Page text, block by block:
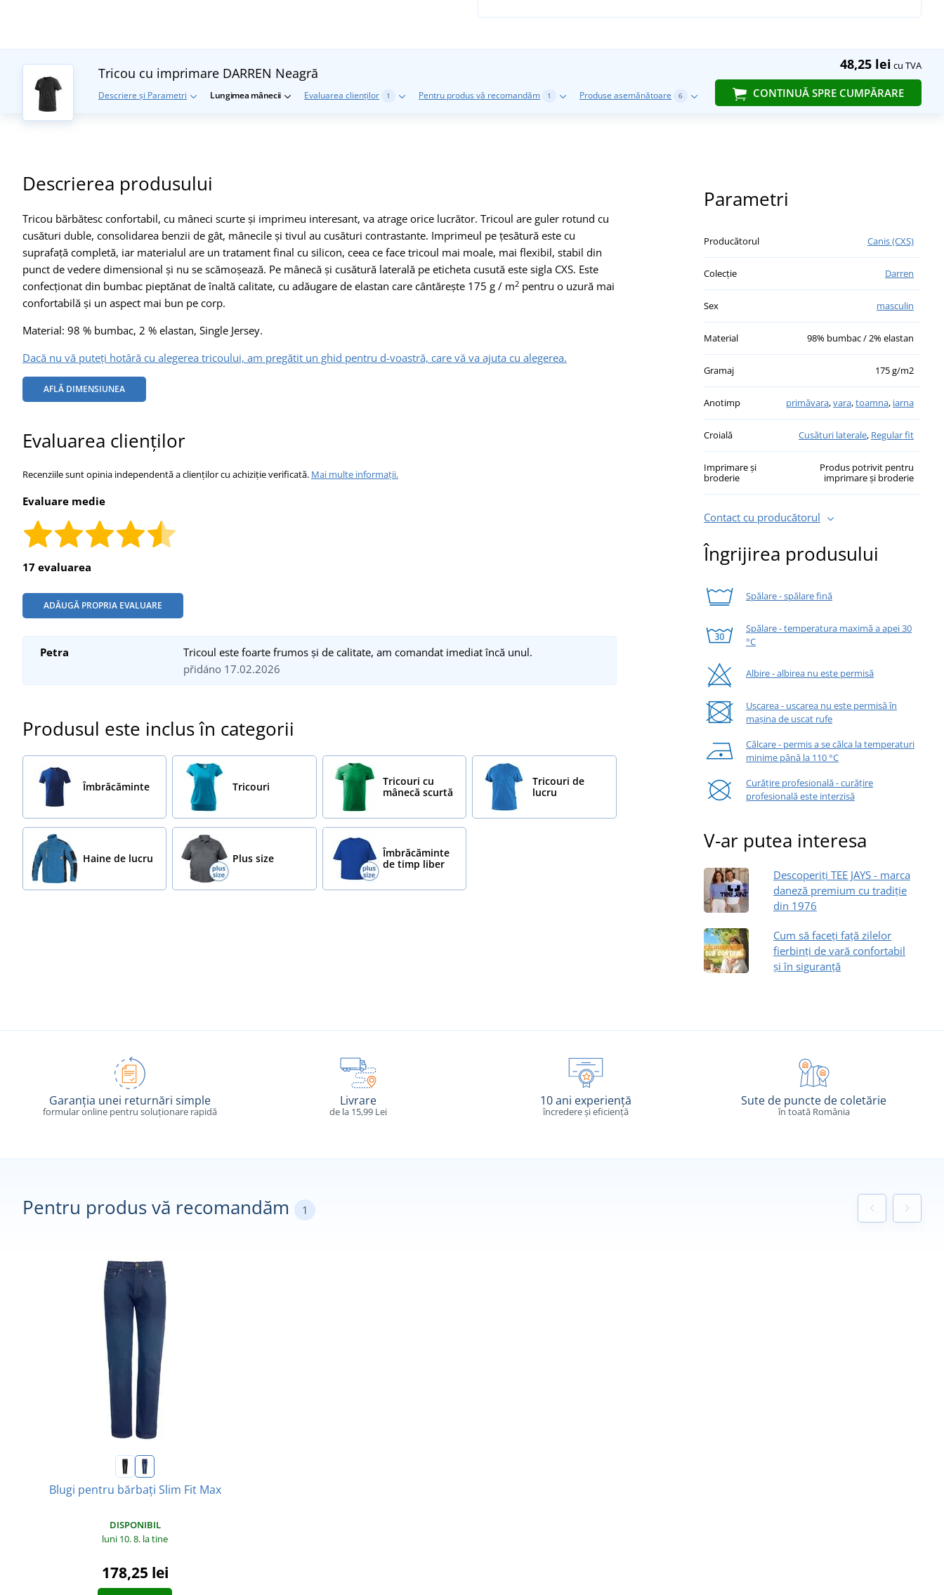
48,25 lei cu TVA
CONTINUĂ SPRE CUMPĂRARE
Tricou cu imprimare DARREN Neagră
Descriere și Parametri Lungimea mânecii Evaluarea clienților 1 Pentru produs vă recomandăm 1 Produse asemănătoare 6
Descrierea produsului
Tricou bărbătesc confortabil, cu mâneci scurte și imprimeu interesant, va atrage orice lucrător. Tricoul are guler rotund cu
cusături duble, consolidarea benzii de gât, mânecile și tivul au cusături contrastante. Imprimeul pe țesătură este cu
suprafață completă, iar materialul are un tratament final cu silicon, ceea ce face tricoul mai moale, mai flexibil, stabil din
punct de vedere dimensional și nu se scămoșează. Pe mânecă și cusătură laterală pe eticheta cusută este sigla CXS. Este
confecționat din bumbac pieptănat de înaltă calitate, cu adăugare de elastan care cântărește 175 g / m2 pentru o uzură mai
confortabilă și un aspect mai bun pe corp.
Material: 98 % bumbac, 2 % elastan, Single Jersey.
Dacă nu vă puteți hotâră cu alegerea tricoului, am pregătit un ghid pentru d-voastră, care vă va ajuta cu alegerea.
AFLĂ DIMENSIUNEA
Evaluarea clienților
Recenziile sunt opinia independentă a clienților cu achiziție verificată. Mai multe informații.
Evaluare medie
17 evaluarea
ADĂUGĂ PROPRIA EVALUARE
Petra
Tricoul este foarte frumos și de calitate, am comandat imediat încă unul.
přidáno 17.02.2026
Produsul este inclus în categorii
Îmbrăcăminte Tricouri
Tricouri cu
mânecă scurtă
Tricouri de
lucru
Haine de lucru Plus size
Îmbrăcăminte
de timp liber
Parametri
Producătorul Canis (CXS)
Colecție Darren
Sex masculin
Material 98% bumbac / 2% elastan
Gramaj 175 g/m2
Anotimp primăvara,vara,toamna, iarna
Croială Cusături laterale, Regular fit
Imprimare și
broderie
Produs potrivit pentru
imprimare și broderie
Contact cu producătorul
Îngrijirea produsului
Spălare - spălare fină
Spălare - temperatura maximă a apei 30
°C
Albire - albirea nu este permisă
Uscarea - uscarea nu este permisă în
mașina de uscat rufe
Călcare - permis a se călca la temperaturi
minime până la 110 °C
Curățire profesională - curățire
profesională este interzisă
V-ar putea interesa
Descoperiți TEE JAYS - marca
daneză premium cu tradiție
din 1976
Cum să faceți față zilelor
fierbinți de vară confortabil
și în siguranță
Garanția unei returnări simple
formular online pentru soluționare rapidă
Livrare
de la 15,99 Lei
10 ani experiență
încredere și eficiență
Sute de puncte de coletărie
în toată România
Pentru produs vă recomandăm 1
Blugi pentru bărbați Slim Fit Max
DISPONIBIL
luni 10. 8. la tine
178,25 lei